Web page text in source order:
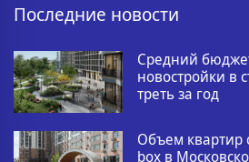
Последние новости
Средний
новостройки в
треть за год
Объем квартир
box в